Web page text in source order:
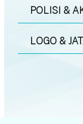
POLISI &
LOGO &